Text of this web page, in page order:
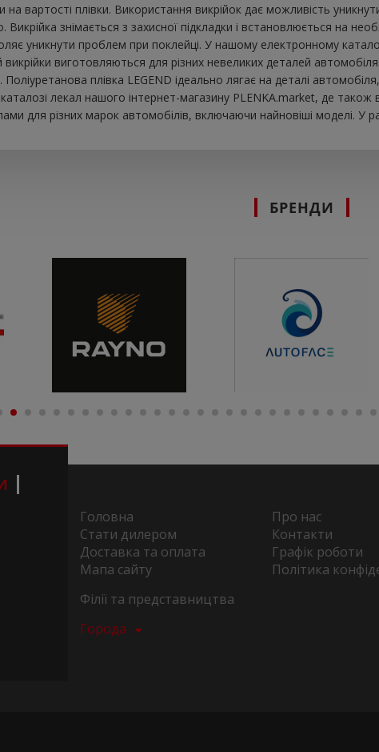
вартості плівки. Використання викрійок дає можливість
знімається з захисної підкладки і встановлюється на
уникнути проблем при поклейці. У нашому електронному
виготовляються для різних невеликих деталей
Поліуретанова плівка LEGEND ідеально лягає на деталі
лекал нашого інтернет-магазину PLENKA.market, де також
для різних марок автомобілів, включаючи найновіші моделі. У
БРЕНДИ
Головна
Про нас
Стати дилером
Контакти
Доставка та оплата
Графік роботи
Мапа сайту
Політика
Філії та представництва
Города